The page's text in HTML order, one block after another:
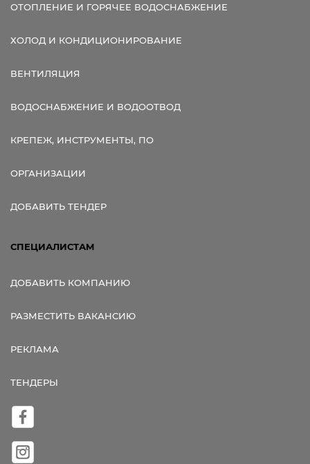
ОТОПЛЕНИЕ И ГОРЯЧЕЕ ВОДОСНАБЖЕНИЕ
ХОЛОД И КОНДИЦИОНИРОВАНИЕ
ВЕНТИЛЯЦИЯ
ВОДОСНАБЖЕНИЕ И ВОДООТВОД
КРЕПЕЖ, ИНСТРУМЕНТЫ, ПО
ОРГАНИЗАЦИИ
ДОБАВИТЬ ТЕНДЕР
СПЕЦИАЛИСТАМ
ДОБАВИТЬ КОМПАНИЮ
РАЗМЕСТИТЬ ВАКАНСИЮ
РЕКЛАМА
ТЕНДЕРЫ